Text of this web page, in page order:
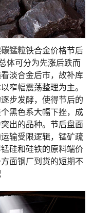
碳锰粒铁合金价格节后
体可分为先涨后跌而
淡合金后市，故补库
窄幅震荡整理为主。
步发酵，使得节后的
黑色系大幅下挫，成
出的品种。节后盘面
输受限逻辑，锰矿疏
硅和硅铁的原料端价
面钢厂到货的短期不